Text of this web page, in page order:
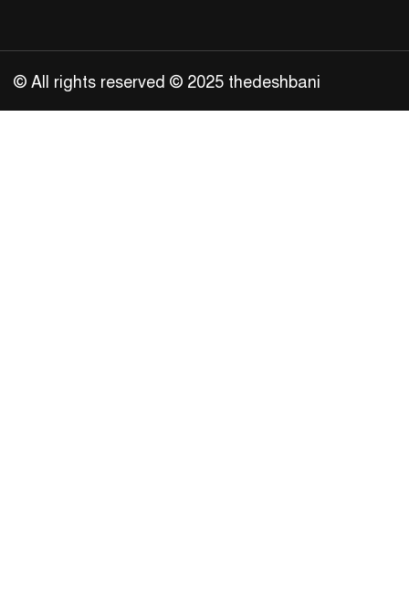
© All rights reserved © 2025 thedeshbani